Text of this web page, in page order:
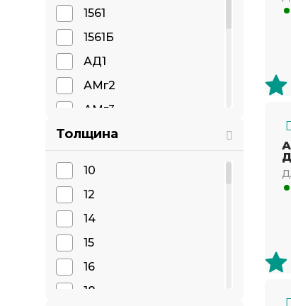
1561
1561Б
АД1
АМг2
АМг3
АМг5
Толщина
10
12
14
15
16
18